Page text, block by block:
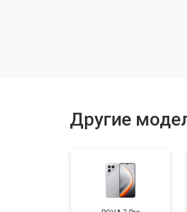
Замена задней
Другие